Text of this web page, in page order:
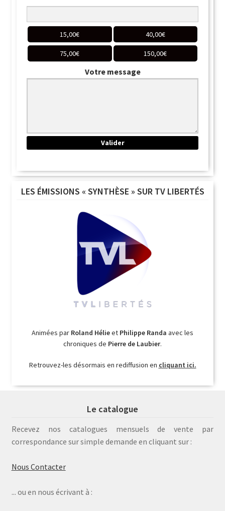
15,00€ 40,00€
75,00€ 150,00€
Votre message
LES ÉMISSIONS « SYNTHÈSE » SUR TV LIBERTÉS
Animées par Roland Hélieet Philippe Randa avec les
chroniques de Pierre de Laubier.
Retrouvez-les désormais en rediffusion en cliquant ici.
Le catalogue
Recevez nos catalogues mensuels de vente par
correspondance sur simple demande en cliquant sur :
Nous Contacter
... ou en nous écrivant à :